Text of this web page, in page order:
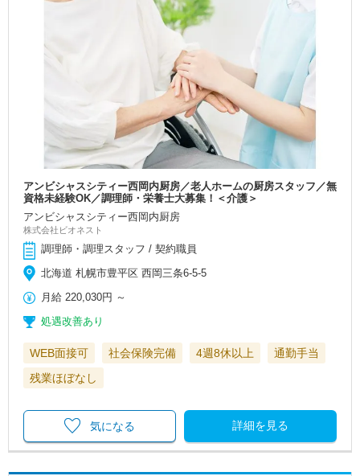
アンビシャスシティー西岡内厨房／老人ホームの厨房スタッフ／無
資格未経験OK／調理師・栄養士大募集！＜介護＞
アンビシャスシティー西岡内厨房
株式会社ビオネスト
調理師・調理スタッフ / 契約職員
北海道 札幌市豊平区 西岡三条6-5-5
月給 220,030円 ～
処遇改善あり
WEB面接可 社会保険完備 4週8休以上
通勤手当
残業ほぼなし
詳細を見る
気になる